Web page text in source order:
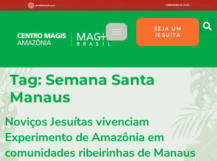
SEJA UM
JESUÍTA
Tag: Semana Santa
Manaus
Noviços Jesuítas vivenciam
Experimento de Amazônia em
comunidades ribeirinhas de Manaus